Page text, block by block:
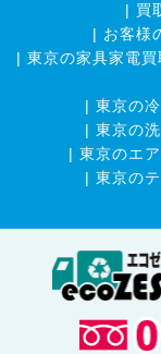
| 買
| お客様
| 東京の家具家電買
| 東京の
| 東京の
| 東京のエ
| 東京の